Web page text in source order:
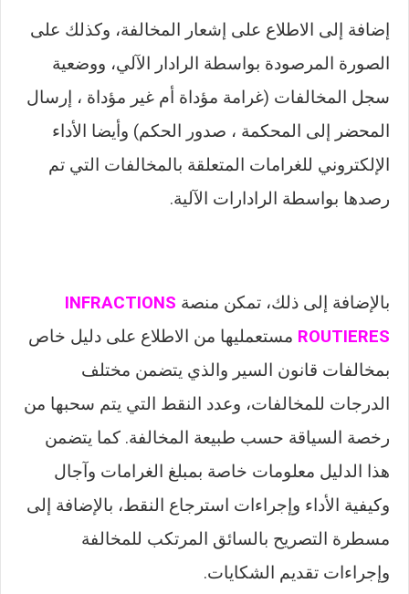
إضافة إلى الاطلاع على إشعار المخالفة، وكذلك على
الصورة المرصودة بواسطة الرادار الآلي، ووضعية
سجل المخالفات (غرامة مؤداة أم غير مؤداة ، إرسال
المحضر إلى المحكمة ، صدور الحكم) وأيضا الأداء
الإلكتروني للغرامات المتعلقة بالمخالفات التي تم
رصدها بواسطة الرادارات الآلية.
بالإضافة إلى ذلك، تمكن منصة INFRACTIONS
ROUTIERES مستعمليها من الاطلاع على دليل خاص
بمخالفات قانون السير والذي يتضمن مختلف
الدرجات للمخالفات، وعدد النقط التي يتم سحبها من
رخصة السياقة حسب طبيعة المخالفة. كما يتضمن
هذا الدليل معلومات خاصة بمبلغ الغرامات وآجال
وكيفية الأداء وإجراءات استرجاع النقط، بالإضافة إلى
مسطرة التصريح بالسائق المرتكب للمخالفة
وإجراءات تقديم الشكايات.